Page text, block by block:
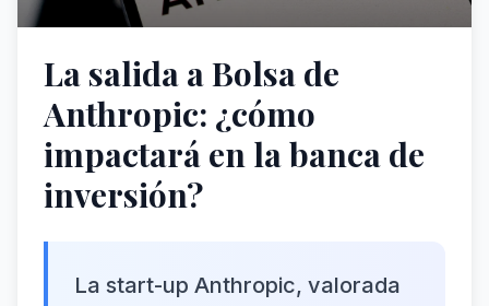
La salida a Bolsa de
Anthropic: ¿cómo
impactará en la banca de
inversión?
La start-up Anthropic, valorada